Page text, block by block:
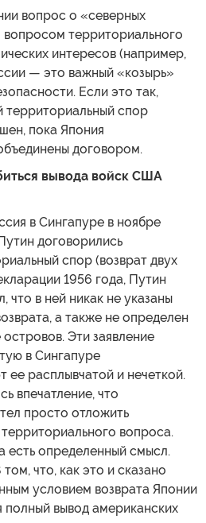
вопрос о «северных
вопросом территориального
интересов (например,
— это важный «козырь»
Если это так,
территориальный спор
пока Япония
договором.
вывода войск США
в Сингапуре в ноябре
договорились
спор (возврат двух
1956 года, Путин
что в ней никак не указаны
а также не определен
Эти заявление
в Сингапуре
ее расплывчатой и нечеткой.
впечатление, что
просто отложить
вопроса.
есть определенный смысл.
что, как это и сказано
условием возврата Японии
полный вывод американских